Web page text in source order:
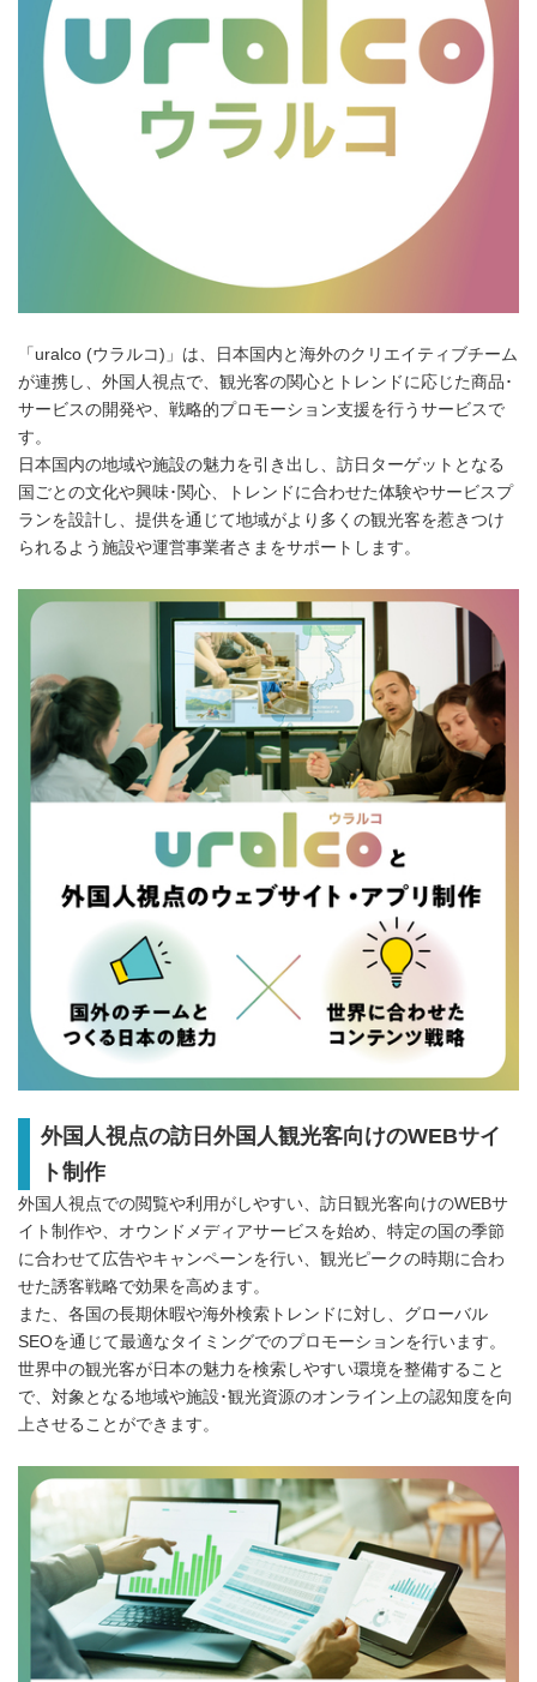
「uralco (ウラルコ)」は、日本国内と海外のクリエイティブチーム
が連携し、外国人視点で、観光客の関心とトレンドに応じた商品･
サービスの開発や、戦略的プロモーション支援を行うサービスで
す。
日本国内の地域や施設の魅力を引き出し、訪日ターゲットとなる
国ごとの文化や興味･関心、トレンドに合わせた体験やサービスプ
ランを設計し、提供を通じて地域がより多くの観光客を惹きつけ
られるよう施設や運営事業者さまをサポートします。
外国人視点の訪日外国人観光客向けのWEBサイ
ト制作
外国人視点での閲覧や利用がしやすい、訪日観光客向けのWEBサ
イト制作や、オウンドメディアサービスを始め、特定の国の季節
に合わせて広告やキャンペーンを行い、観光ピークの時期に合わ
せた誘客戦略で効果を高めます。
また、各国の長期休暇や海外検索トレンドに対し、グローバル
SEOを通じて最適なタイミングでのプロモーションを行います。
世界中の観光客が日本の魅力を検索しやすい環境を整備すること
で、対象となる地域や施設･観光資源のオンライン上の認知度を向
上させることができます。